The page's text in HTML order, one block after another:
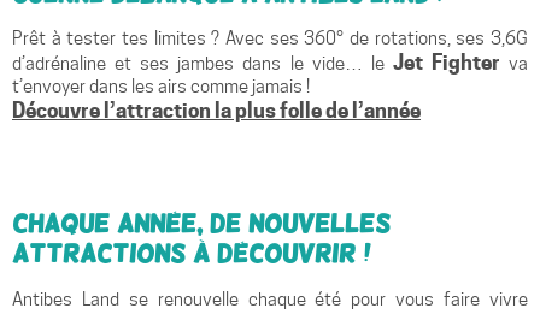
Prêt à tester tes limites ? Avec ses 360° de rotations, ses 3,6G
d’adrénaline et ses jambes dans le vide… le Jet Fighter va
t’envoyer dans les airs comme jamais !
Découvre l’attraction la plus folle de l’année
Chaque année, de nouvelles
attractions à découvrir !
Antibes Land se renouvelle chaque été pour vous faire vivre